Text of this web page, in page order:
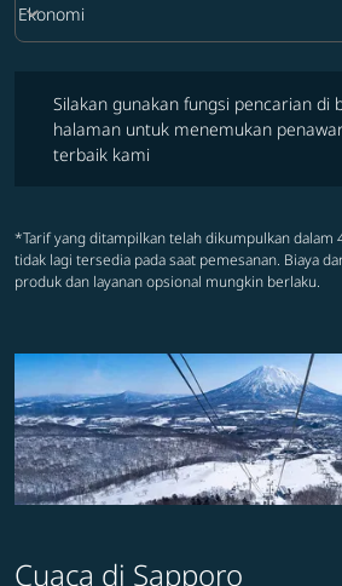
Pilih kelas perjalanan option Ekonomi
Ekonomi
keyboard_arrow_down
Silakan gunakan fungsi pencarian di
halaman untuk menemukan
terbaik kami
*Tarif yang ditampilkan telah dikumpulkan
tidak lagi tersedia pada saat pemesanan. Biaya
produk dan layanan opsional mungkin berlaku.
Cuaca di Sapporo